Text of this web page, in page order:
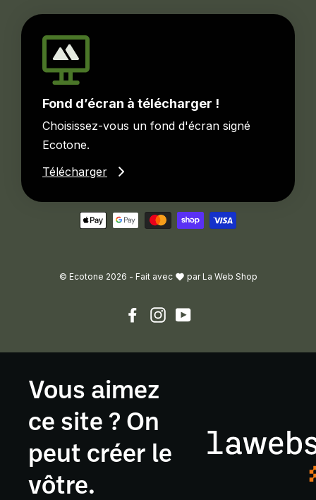
Fond d’écran à télécharger !
Choisissez-vous un fond d'écran signé
Ecotone.
Télécharger
© Ecotone 2026 - Fait avec parLa Web Shop
FacebookInstagram
Vous aimez
ce site ? On
peut créer le
vôtre.